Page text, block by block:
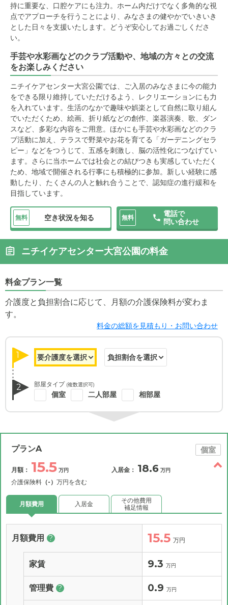
持に重要な、口腔ケアにも注力。ホーム内だけでなく多角的な視
点でアプローチを行うことにより、みなさまの健やかでいきいき
とした日々を支援いたします。どうぞ安心してお過ごしくださ
い。
手芸や水彩画などのクラブ活動や、地域の方々との交流
をお楽しみください
ニチイケアセンター大宮公園では、ご入居のみなさまに今の能力
をできる限り維持していただけるよう、レクリエーションにも力
を入れています。生活のなかで趣味や娯楽として自然に取り組ん
でいただくため、絵画、折り紙などの創作、楽器演奏、歌、ダン
スなど、多彩な内容をご用意。ほかにも手芸や水彩画などのクラ
ブ活動に加え、テラスで野菜やお花を育てる「ガーデニングセラ
ピー」などをつうじて、五感を刺激し、脳の活性化につなげてい
ます。さらに当ホームでは社会との結びつきも実感していただく
ため、地域で開催される行事にも積極的に参加。新しい経験に感
動したり、たくさんの人と触れ合うことで、認知症の進行緩和を
目指しています。
無料 空き状況を知る 無料
電話で
問い合わせ
ニチイケアセンター大宮公園の料金
料金プラン一覧
介護度と負担割合に応じて、月額の介護保険料が変わま
す。
料金の総額を見積もり・お問い合わせ
1
2 部屋タイプ (複数選択可)
個室 二人部屋 相部屋
プランA 個室
月額： 15.5 万円
介護保険料 （-） 万円を含む
入居金： 18.6 万円
月額費用 入居金
その他費用
補足情報
月額費用 ? 15.5 万円
家賃 9.3 万円
管理費 ? 0.9 万円